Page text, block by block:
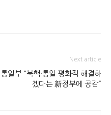
Next article
통일부 “북핵·통일 평화적 해결하
겠다는 新정부에 공감”